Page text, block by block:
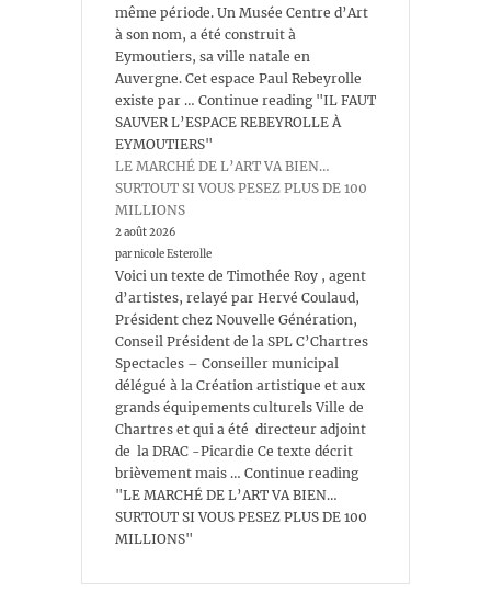
même période. Un Musée Centre d’Art
à son nom, a été construit à
Eymoutiers, sa ville natale en
Auvergne. Cet espace Paul Rebeyrolle
existe par … Continue reading "IL FAUT
SAUVER L’ESPACE REBEYROLLE À
EYMOUTIERS"
LE MARCHÉ DE L’ART VA BIEN…
SURTOUT SI VOUS PESEZ PLUS DE 100
MILLIONS
2 août 2026
par nicole Esterolle
Voici un texte de Timothée Roy , agent
d’artistes, relayé par Hervé Coulaud,
Président chez Nouvelle Génération,
Conseil Président de la SPL C’Chartres
Spectacles – Conseiller municipal
délégué à la Création artistique et aux
grands équipements culturels Ville de
Chartres et qui a été directeur adjoint
de la DRAC -Picardie Ce texte décrit
brièvement mais … Continue reading
"LE MARCHÉ DE L’ART VA BIEN…
SURTOUT SI VOUS PESEZ PLUS DE 100
MILLIONS"